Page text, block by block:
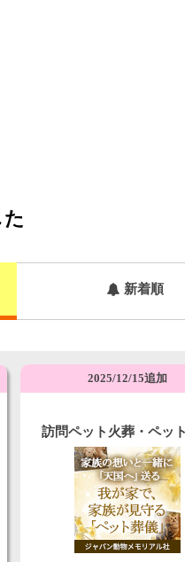
新着順
2025/12/15追加
訪問ペット火葬・ペッ